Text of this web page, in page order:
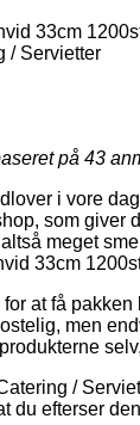
33cm
/ Servietter
på 43
i vore
som giver
meget
33cm
at få
men
/
du efterser